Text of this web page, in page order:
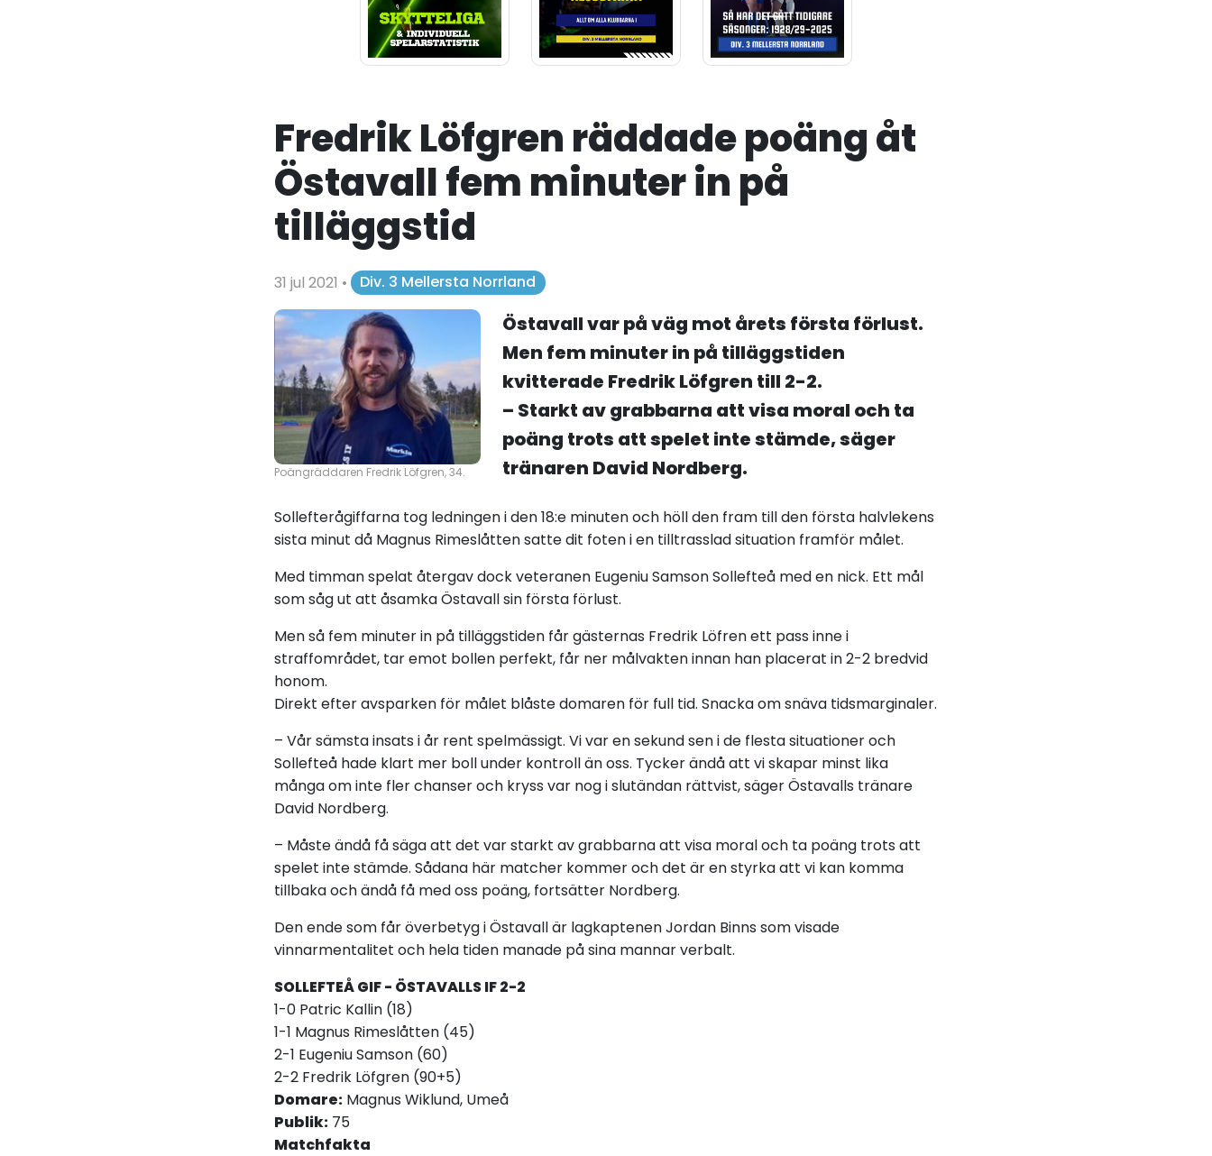
Fredrik Löfgren räddade poäng åt
Östavall fem minuter in på
tilläggstid
31 jul 2021 • Div. 3 Mellersta Norrland
Poängräddaren Fredrik Löfgren, 34.
Östavall var på väg mot årets första förlust.
Men fem minuter in på tilläggstiden
kvitterade Fredrik Löfgren till 2-2.
– Starkt av grabbarna att visa moral och ta
poäng trots att spelet inte stämde, säger
tränaren David Nordberg.
Sollefterågiffarna tog ledningen i den 18:e minuten och höll den fram till den första halvlekens
sista minut då Magnus Rimeslåtten satte dit foten i en tilltrasslad situation framför målet.
Med timman spelat återgav dock veteranen Eugeniu Samson Sollefteå med en nick. Ett mål
som såg ut att åsamka Östavall sin första förlust.
Men så fem minuter in på tilläggstiden får gästernas Fredrik Löfren ett pass inne i
straffområdet, tar emot bollen perfekt, får ner målvakten innan han placerat in 2-2 bredvid
honom.
Direkt efter avsparken för målet blåste domaren för full tid. Snacka om snäva tidsmarginaler.
– Vår sämsta insats i år rent spelmässigt. Vi var en sekund sen i de flesta situationer och
Sollefteå hade klart mer boll under kontroll än oss. Tycker ändå att vi skapar minst lika
många om inte fler chanser och kryss var nog i slutändan rättvist, säger Östavalls tränare
David Nordberg.
– Måste ändå få säga att det var starkt av grabbarna att visa moral och ta poäng trots att
spelet inte stämde. Sådana här matcher kommer och det är en styrka att vi kan komma
tillbaka och ändå få med oss poäng, fortsätter Nordberg.
Den ende som får överbetyg i Östavall är lagkaptenen Jordan Binns som visade
vinnarmentalitet och hela tiden manade på sina mannar verbalt.
SOLLEFTEÅ GIF - ÖSTAVALLS IF 2-2
1-0 Patric Kallin (18)
1-1 Magnus Rimeslåtten (45)
2-1 Eugeniu Samson (60)
2-2 Fredrik Löfgren (90+5)
Domare: Magnus Wiklund, Umeå
Publik: 75
Matchfakta